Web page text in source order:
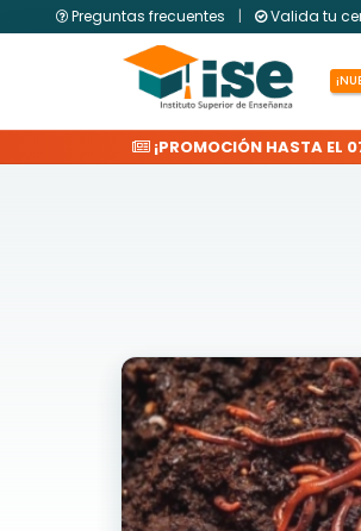
Preguntas frecuentes | Valida tu
¡PROMOCIÓN HASTA EL